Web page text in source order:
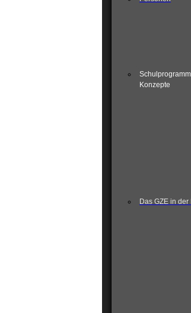
Konzepte
Das GZE in der